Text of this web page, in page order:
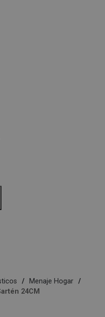
Menaje Hogar
24CM